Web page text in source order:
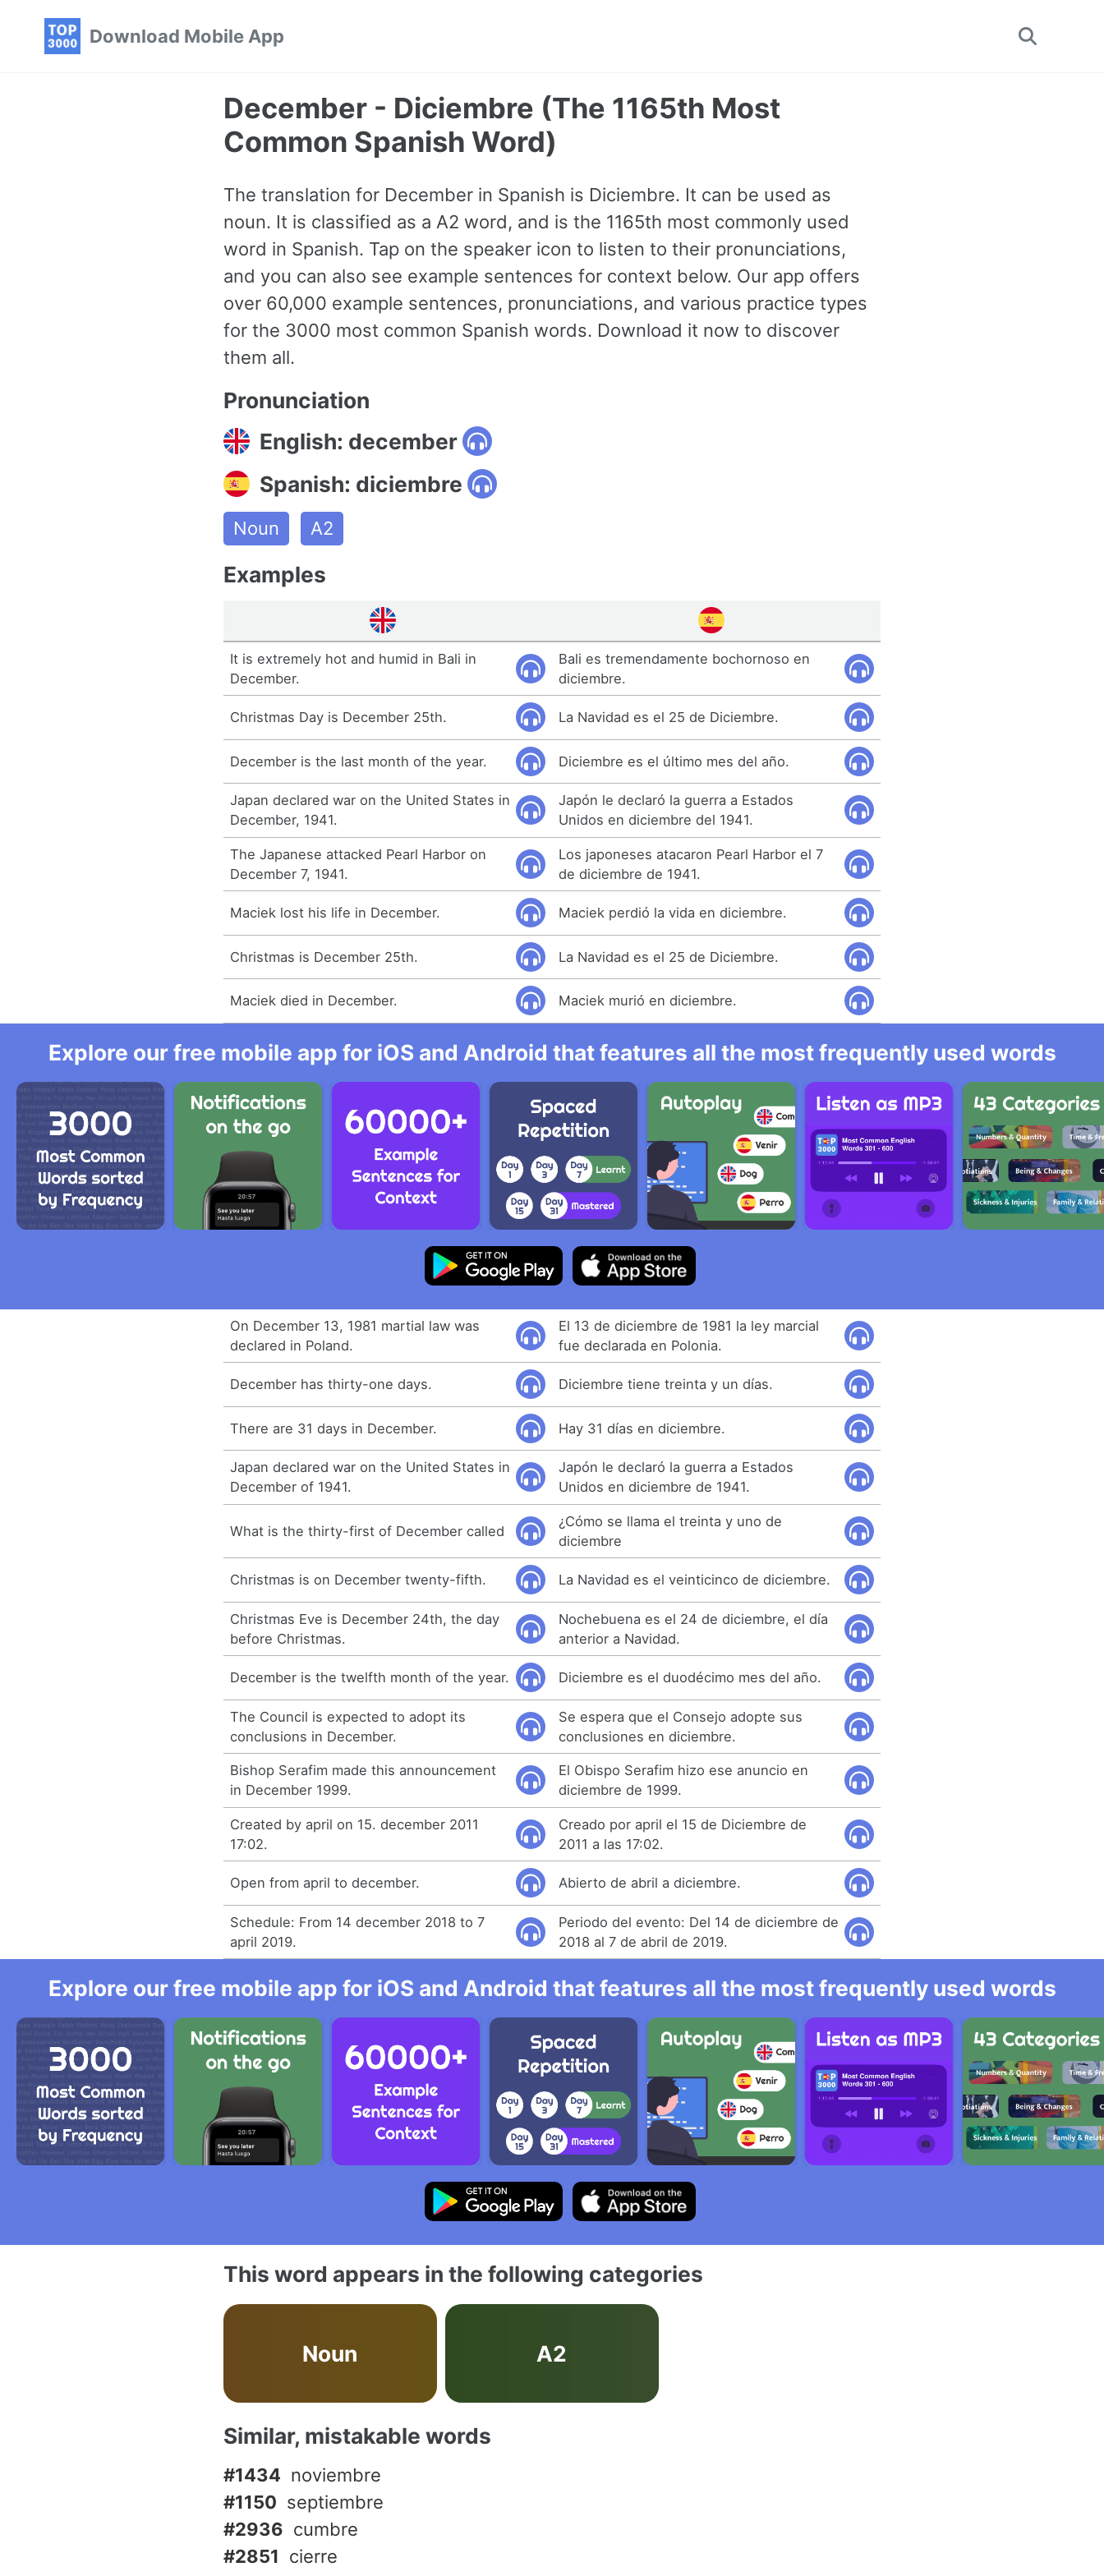
Download Mobile App
Toggle
December - Diciembre (The 1165th Most
Common Spanish Word)
The translation for December in Spanish is Diciembre. It can be used as
noun. It is classified as a A2 word, and is the 1165th most commonly used
word in Spanish. Tap on the speaker icon to listen to their pronunciations,
and you can also see example sentences for context below. Our app offers
over 60,000 example sentences, pronunciations, and various practice types
for the 3000 most common Spanish words. Download it now to discover
them all.
Pronunciation
English: december
Spanish: diciembre
Noun A2
Examples
It is extremely hot and humid in Bali in
December.
Bali es tremendamente bochornoso en
diciembre.
Christmas Day is December 25th. La Navidad es el 25 de Diciembre.
December is the last month of the year. Diciembre es el último mes del año.
Japan declared war on the United States in
December, 1941.
Japón le declaró la guerra a Estados
Unidos en diciembre del 1941.
The Japanese attacked Pearl Harbor on
December 7, 1941.
Los japoneses atacaron Pearl Harbor el 7
de diciembre de 1941.
Maciek lost his life in December. Maciek perdió la vida en diciembre.
Christmas is December 25th. La Navidad es el 25 de Diciembre.
Maciek died in December. Maciek murió en diciembre.
Explore our free mobile app for iOS and Android that features all the most frequently used words
On December 13, 1981 martial law was
declared in Poland.
El 13 de diciembre de 1981 la ley marcial
fue declarada en Polonia.
December has thirty-one days. Diciembre tiene treinta y un días.
There are 31 days in December. Hay 31 días en diciembre.
Japan declared war on the United States in
December of 1941.
Japón le declaró la guerra a Estados
Unidos en diciembre de 1941.
What is the thirty-first of December called
¿Cómo se llama el treinta y uno de
diciembre
Christmas is on December twenty-fifth. La Navidad es el veinticinco de diciembre.
Christmas Eve is December 24th, the day
before Christmas.
Nochebuena es el 24 de diciembre, el día
anterior a Navidad.
December is the twelfth month of the year. Diciembre es el duodécimo mes del año.
The Council is expected to adopt its
conclusions in December.
Se espera que el Consejo adopte sus
conclusiones en diciembre.
Bishop Serafim made this announcement
in December 1999.
El Obispo Serafim hizo ese anuncio en
diciembre de 1999.
Created by april on 15. december 2011
17:02.
Creado por april el 15 de Diciembre de
2011 a las 17:02.
Open from april to december. Abierto de abril a diciembre.
Schedule: From 14 december 2018 to 7
april 2019.
Periodo del evento: Del 14 de diciembre de
2018 al 7 de abril de 2019.
Explore our free mobile app for iOS and Android that features all the most frequently used words
This word appears in the following categories
Noun A2
Similar, mistakable words
#1434 noviembre
#1150 septiembre
#2936 cumbre
#2851 cierre